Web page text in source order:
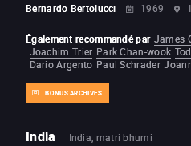
Bernardo Bertolucci
1969
BONUS ARCHIVES
Également recommandé par James
Joachim Trier Park Chan-wook
Dario Argento Paul Schrader
India
India, matri bhumi